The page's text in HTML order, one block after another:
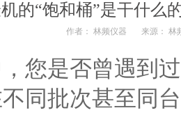
的“饱和桶”是干什么
作者： 林频仪器 来源： 林
您是否曾遇到
同批次甚至同